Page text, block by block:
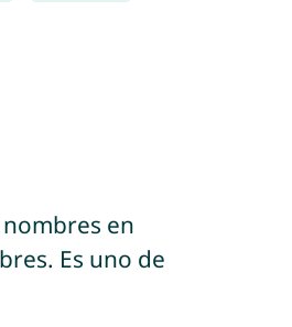
en
Es uno de